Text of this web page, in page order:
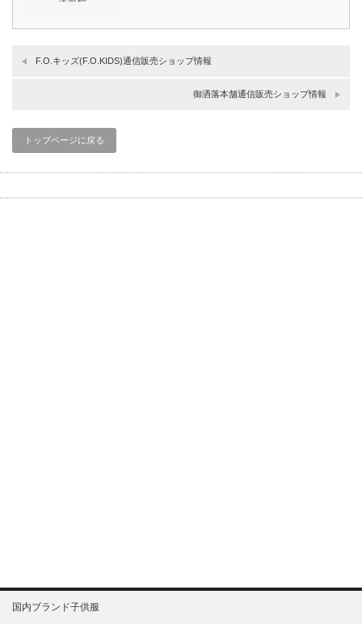
F.O.キッズ(F.O.KIDS)通信販売ショップ情報
御洒落本舗通信販売ショップ情報
トップページに戻る
国内ブランド子供服